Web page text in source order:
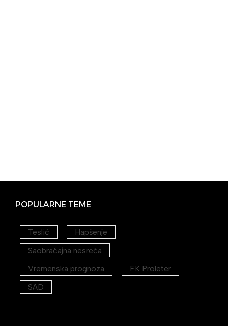
POPULARNE TEME
Teslić
Hapšenje
Saobraćajna nesreća
Vremenska prognoza
FK Proleter
SAD